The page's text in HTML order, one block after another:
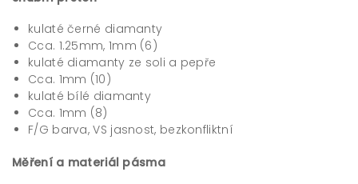
kulaté černé diamanty
Cca. 1.25mm, 1mm (6)
kulaté diamanty ze soli a pepře
Cca. 1mm (10)
kulaté bílé diamanty
Cca. 1mm (8)
F/G barva, VS jasnost, bezkonfliktní
Měření a materiál pásma